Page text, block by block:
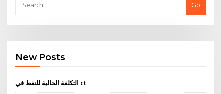
Go
New Posts
التكلفة الحالية للنفط في ct